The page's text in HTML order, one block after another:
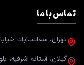
تماس با ما
تهران، سعادت‌آباد، خیابان
گیلان، آستانه